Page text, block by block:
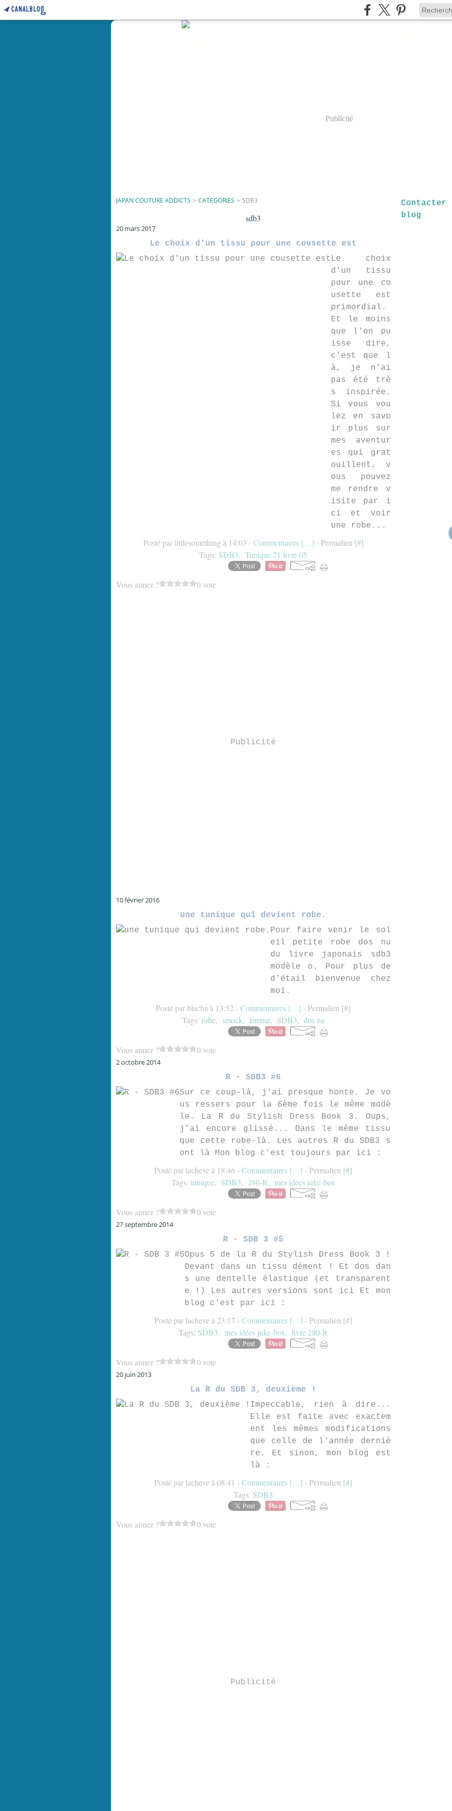
Publicité
JAPAN COUTURE ADDICTS > CATEGORIES > SDB3
sdb3
20 mars 2017
Le choix d'un tissu pour une cousette est
Le choix
d'un tissu
pour une co
usette est
primordial.
Et le moins
que l'on pu
isse dire,
c'est que l
à, je n'ai
pas été trè
s inspirée.
Si vous vou
lez en savo
ir plus sur
mes aventur
es qui grat
ouillent, v
ous pouvez
me rendre v
isite par i
ci et voir
une robe...
Posté par littlesomething à 14:03 -Commentaires […] - Permalien [#]
Tags: SDB3, Tunique 21 livre 05
Vous aimez ? 0 vote
Publicité
10 février 2016
une tunique qui devient robe.
Pour faire venir le sol
eil petite robe dos nu
du livre japonais sdb3
modèle o. Pour plus de
d'étail bienvenue chez
moi.
Posté par blacha à 13:52 -Commentaires […] - Permalien [#]
Tags: robe, smock, femme, SDB3, dos nu
Vous aimez ? 0 vote
2 octobre 2014
R - SDB3 #6
Sur ce coup-là, j'ai presque honte. Je vo
us ressers pour la 6ème fois le même modè
le. La R du Stylish Dress Book 3. Oups,
j'ai encore glissé... Dans le même tissu
que cette robe-là. Les autres R du SDB3 s
ont là Mon blog c'est toujours par ici :
Posté par lacheve à 18:46 -Commentaires […] - Permalien [#]
Tags: tunique, SDB3, 280-R, mes idées juke-box
Vous aimez ? 0 vote
27 septembre 2014
R - SDB 3 #5
Opus 5 de la R du Stylish Dress Book 3 !
Devant dans un tissu dément ! Et dos dan
s une dentelle élastique (et transparent
e !) Les autres versions sont ici Et mon
blog c'est par ici :
Posté par lacheve à 23:17 -Commentaires […] - Permalien [#]
Tags: SDB3, mes idées juke-box, livre 280-R
Vous aimez ? 0 vote
20 juin 2013
La R du SDB 3, deuxième !
Impeccable, rien à dire...
Elle est faite avec exactem
ent les mêmes modifications
que celle de l'année derniè
re. Et sinon, mon blog est
là :
Posté par lacheve à 08:41 -Commentaires […] - Permalien [#]
Tags: SDB3
Vous aimez ? 0 vote
Publicité
blog